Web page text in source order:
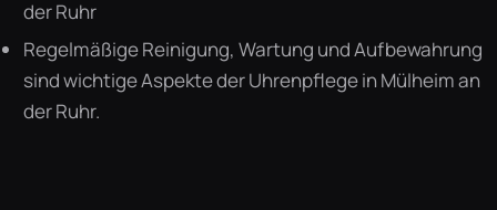
der Ruhr
Regelmäßige Reinigung, Wartung und Aufbewahrung
sind wichtige Aspekte der Uhrenpflege in Mülheim an
der Ruhr.